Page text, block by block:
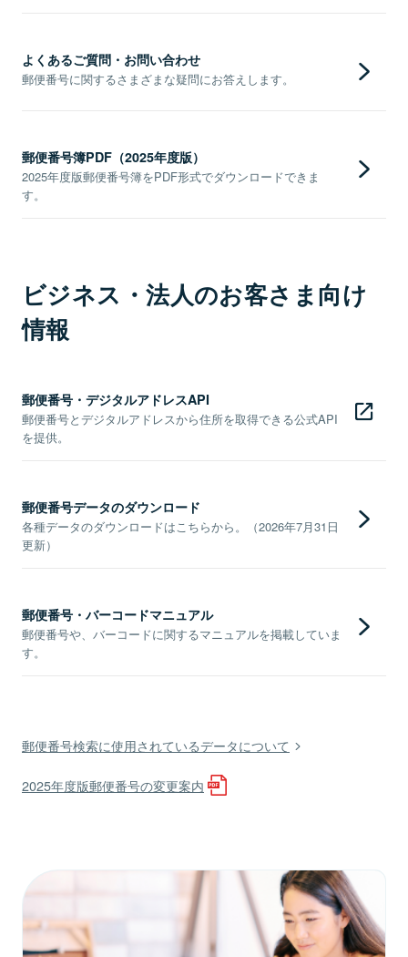
よくあるご質問・お問い合わせ
郵便番号に関するさまざまな疑問にお答えします。
郵便番号簿PDF（2025年度版）
2025年度版郵便番号簿をPDF形式でダウンロードできま
す。
ビジネス・法人のお客さま向け
情報
郵便番号・デジタルアドレスAPI
郵便番号とデジタルアドレスから住所を取得できる公式API
を提供。
郵便番号データのダウンロード
各種データのダウンロードはこちらから。（2026年7月31日
更新）
郵便番号・バーコードマニュアル
郵便番号や、バーコードに関するマニュアルを掲載していま
す。
郵便番号検索に使用されているデータについて
2025年度版郵便番号の変更案内